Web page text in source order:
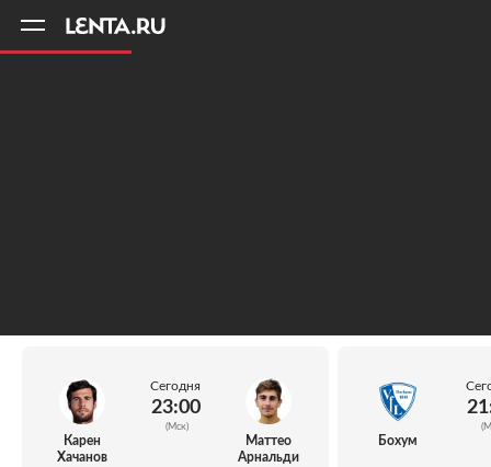
Карен
Хачанов
Сегодня
23:00
(Мск)
Маттео
Арнальди
Бохум